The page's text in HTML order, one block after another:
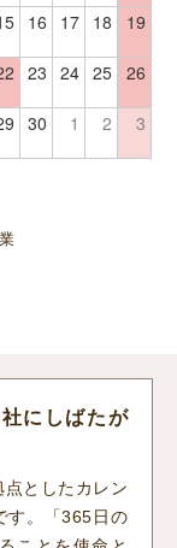
16 17 18 19
23 24 25 26
30 1 2 3
にしばたが
としたカレン
す。「365日の